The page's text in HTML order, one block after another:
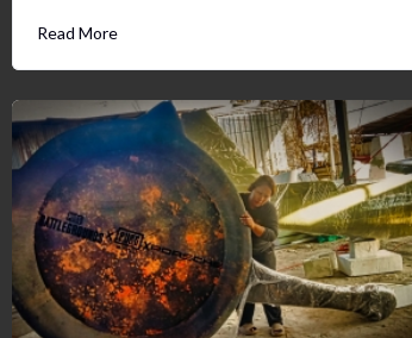
Read More